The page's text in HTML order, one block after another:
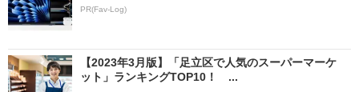
PR(Fav-Log)
【2023年3月版】「足立区で人気のスーパーマーケ
ット」ランキングTOP10！ ...